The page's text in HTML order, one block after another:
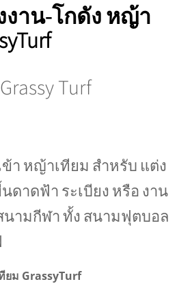
งาน-โกดัง หญ้า
Turf
า หญ้าเทียม สำหรับ แต่ง
ดาดฟ้า ระเบียง หรือ งาน
นามกีฬา ทั้ง สนามฟุตบอล
ยม GrassyTurf